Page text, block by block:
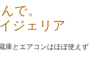
で。
ジェリア
庫とエアコンはほぼ使えず